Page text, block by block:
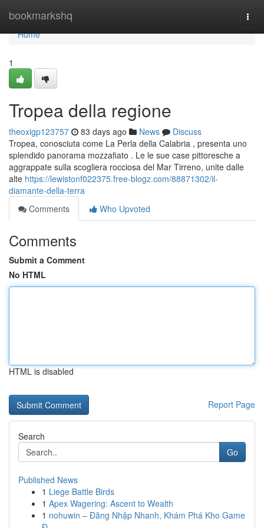
bookmarkshq
Home
Home
1
Tropea della regione
theoxigp123757 83 days ago News
Discuss
Tropea, conosciuta come La Perla della Calabria , presenta uno
splendido panorama mozzafiato . Le le sue case pittoresche a
aggrappate sulla scogliera rocciosa del Mar Tirreno, unite dalle
alte https://lewistonf022375.free-blogz.com/88871302/il-
diamante-della-terra
Comments
Who Upvoted
Comments
Submit a Comment
No HTML
HTML is disabled
Report Page
Search
Go
Published News
1 Liege Battle Birds
1 Apex Wagering: Ascent to Wealth
1 nohuwin – Đăng Nhập Nhanh, Khám Phá Kho Game